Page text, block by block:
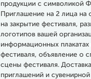
продукции с символикой
Приглашение на 2 лица на
на закрытие фестиваля,
логотипов вашей
информационных плакатах
фестиваля, объявление о
сцены фестиваля. Доставка
приглашений и